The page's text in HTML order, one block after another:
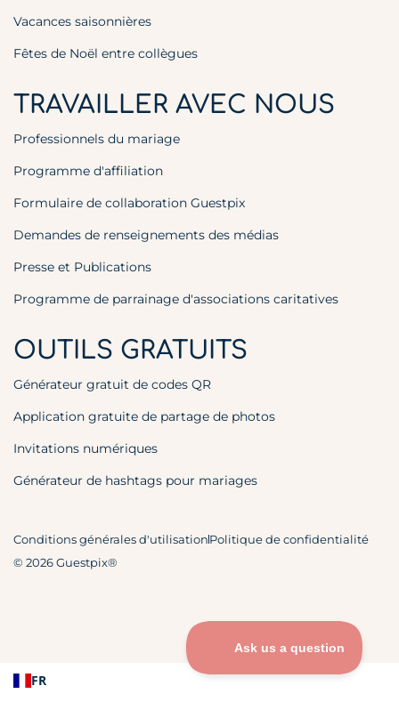
Vacances saisonnières
Fêtes de Noël entre collègues
TRAVAILLER AVEC NOUS
Professionnels du mariage
Programme d'affiliation
Formulaire de collaboration Guestpix
Demandes de renseignements des médias
Presse et Publications
Programme de parrainage d'associations caritatives
OUTILS GRATUITS
Générateur gratuit de codes QR
Application gratuite de partage de photos
Invitations numériques
Générateur de hashtags pour mariages
© 2026 Guestpix®
Conditions générales d'utilisationPolitique de confidentialité
FR